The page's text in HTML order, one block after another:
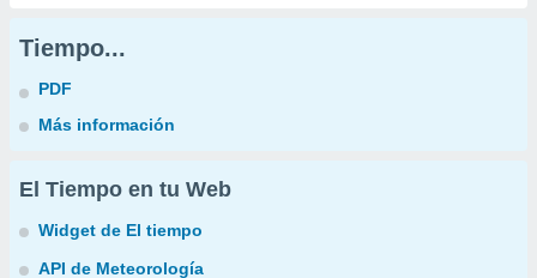
Tiempo...
PDF
Más información
El Tiempo en tu Web
Widget de El tiempo
API de Meteorología